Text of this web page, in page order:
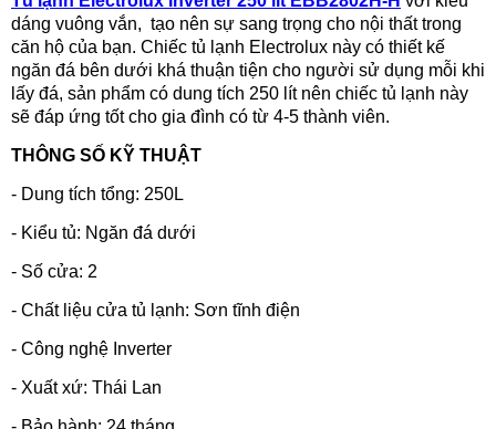
dáng vuông vắn, tạo nên sự sang trọng cho nội thất trong
căn hộ của bạn. Chiếc tủ lạnh Electrolux này có thiết kế
ngăn đá bên dưới khá thuận tiện cho người sử dụng mỗi khi
lấy đá, sản phẩm có dung tích 250 lít nên chiếc tủ lạnh này
sẽ đáp ứng tốt cho gia đình có từ 4-5 thành viên.
THÔNG SỐ KỸ THUẬT
- Dung tích tổng: 250L
- Kiểu tủ: Ngăn đá dưới
- Số cửa: 2
- Chất liệu cửa tủ lạnh: Sơn tĩnh điện
- Công nghệ Inverter
- Xuất xứ: Thái Lan